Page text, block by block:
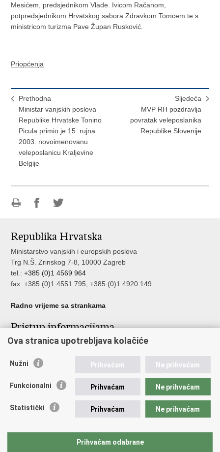
Mesićem, predsjednikom Vlade. Ivicom Račanom,
potpredsjednikom Hrvatskog sabora Zdravkom Tomcem te s
ministricom turizma Pave Župan Rusković.
Priopćenja
Prethodna
Ministar vanjskih poslova
Republike Hrvatske Tonino
Picula primio je 15. rujna
2003. novoimenovanu
veleposlanicu Kraljevine
Belgije
Sljedeća
MVP RH pozdravlja
povratak veleposlanika
Republike Slovenije
Facebooku
Twitteru
Republika Hrvatska
Ministarstvo vanjskih i europskih poslova
Trg N.Š. Zrinskog 7-8, 10000 Zagreb
tel.:+385 (0)1 4569 964
fax: +385 (0)1 4551 795, +385 (0)1 4920 149
Radno vrijeme sa strankama
Pristup informacijama
Pristup informacijama
Nepravilnosti
Javna nabava u MVEP-u
Nadzor rada i unutarnja revizija službe vanjskih poslova
Ova stranica upotrebljava kolačiće
Nužni Prihvaćam Ne prihvaćam
Funkcionalni Prihvaćam Ne prihvaćam
Statistički Prihvaćam Ne prihvaćam
Prihvaćam odabrane